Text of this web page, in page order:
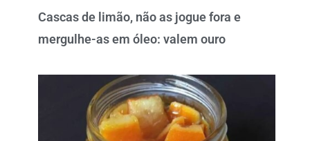
Cascas de limão, não as jogue fora e
mergulhe-as em óleo: valem ouro